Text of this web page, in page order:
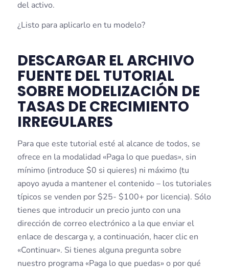
del activo.
¿Listo para aplicarlo en tu modelo?
DESCARGAR EL ARCHIVO
FUENTE DEL TUTORIAL
SOBRE MODELIZACIÓN DE
TASAS DE CRECIMIENTO
IRREGULARES
Para que este tutorial esté al alcance de todos, se
ofrece en la modalidad «Paga lo que puedas», sin
mínimo (introduce $0 si quieres) ni máximo (tu
apoyo ayuda a mantener el contenido – los tutoriales
típicos se venden por $25- $100+ por licencia). Sólo
tienes que introducir un precio junto con una
dirección de correo electrónico a la que enviar el
enlace de descarga y, a continuación, hacer clic en
«Continuar». Si tienes alguna pregunta sobre
nuestro programa «Paga lo que puedas» o por qué